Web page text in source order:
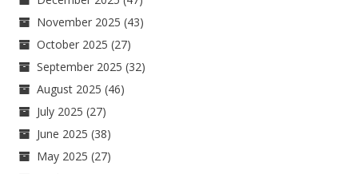
November 2025 (43)
October 2025 (27)
September 2025 (32)
August 2025 (46)
July 2025 (27)
June 2025 (38)
May 2025 (27)